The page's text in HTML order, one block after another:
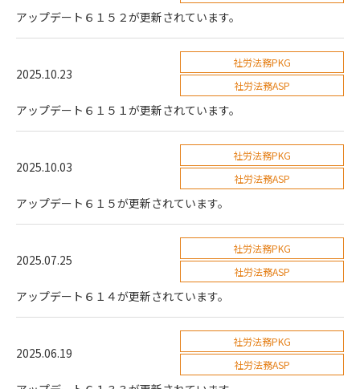
アップデート６１５２が更新されています。
2025.10.23
社労法務PKG
社労法務ASP
アップデート６１５１が更新されています。
2025.10.03
社労法務PKG
社労法務ASP
アップデート６１５が更新されています。
2025.07.25
社労法務PKG
社労法務ASP
アップデート６１４が更新されています。
2025.06.19
社労法務PKG
社労法務ASP